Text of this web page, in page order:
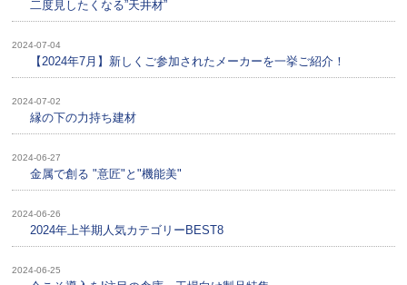
二度見したくなる”天井材”
2024-07-04
【2024年7月】新しくご参加されたメーカーを一挙ご紹介！
2024-07-02
縁の下の力持ち建材
2024-06-27
金属で創る "意匠"と"機能美"
2024-06-26
2024年上半期人気カテゴリーBEST8
2024-06-25